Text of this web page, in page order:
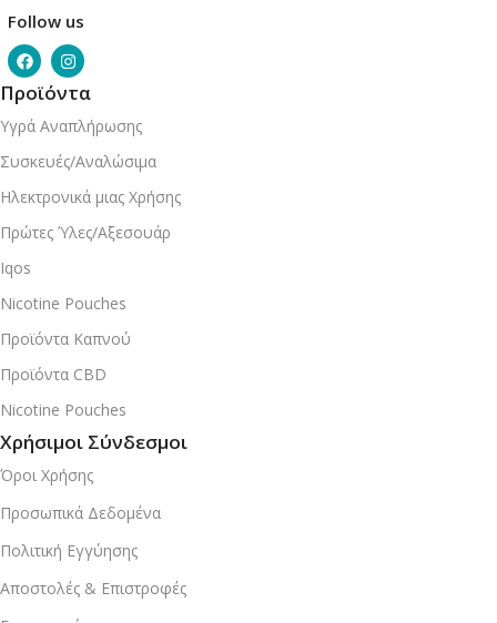
Follow us
Προϊόντα
Υγρά Αναπλήρωσης
Συσκευές/Αναλώσιμα
Ηλεκτρονικά μιας Χρήσης
Πρώτες Ύλες/Αξεσουάρ
Iqos
Nicotine Pouches
Προϊόντα Καπνού
Προϊόντα CBD
Nicotine Pouches
Χρήσιμοι Σύνδεσμοι
Όροι Χρήσης
Προσωπικά Δεδομένα
Πολιτική Εγγύησης
Αποστολές & Επιστροφές